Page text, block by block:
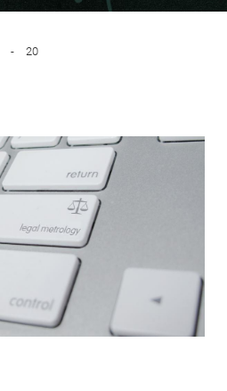
- 20